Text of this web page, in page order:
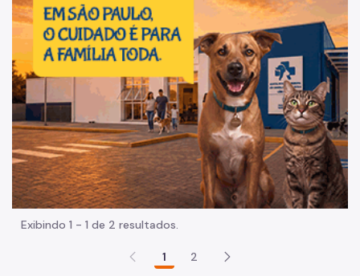
Exibindo 1 - 1 de 2 resultados.
1 2